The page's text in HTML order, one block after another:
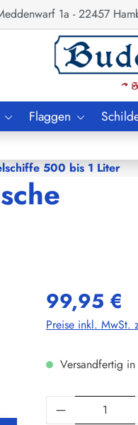
1a - 22457
Flaggen
500 bis 1 Liter
99,95 €
Preise inkl. MwSt.
Versandfertig
Produkt